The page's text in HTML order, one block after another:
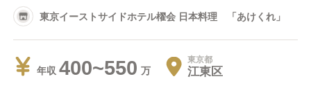
東京イーストサイドホテル櫂会 日本料理 「あけくれ」
年収 400~550 東京都
江東区